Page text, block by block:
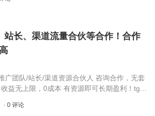
BGP 1IP 60U/月 日本金牌6138*1
站长、渠道流量合伙等合作！合作
广团队/站长/渠道资源合伙人 咨询合作，无套
益无上限，0成本 有资源即可长期盈利！tg：
· 0 评论